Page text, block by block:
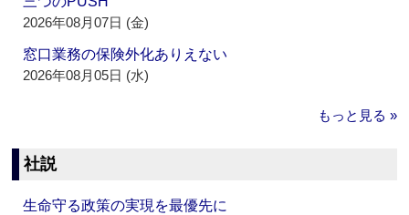
2026年08月07日 (金)
窓口業務の保険外化ありえない
2026年08月05日 (水)
もっと見る »
社説
生命守る政策の実現を最優先に